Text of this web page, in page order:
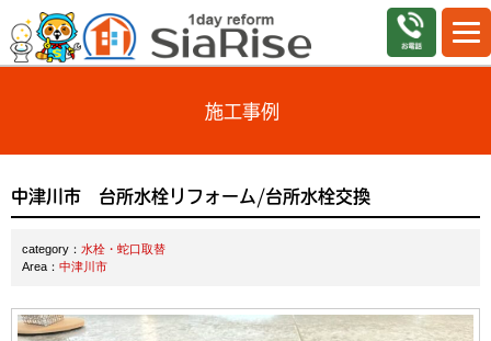
施工事例
中津川市 台所水栓リフォーム/台所水栓交換
category： 水栓・蛇口取替
Area： 中津川市